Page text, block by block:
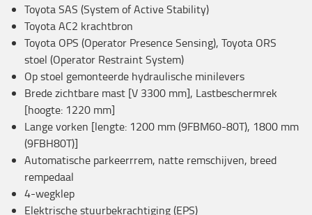
Toyota SAS (System of Active Stability)
Toyota AC2 krachtbron
Toyota OPS (Operator Presence Sensing), Toyota ORS
stoel (Operator Restraint System)
Op stoel gemonteerde hydraulische minilevers
Brede zichtbare mast [V 3300 mm], Lastbeschermrek
[hoogte: 1220 mm]
Lange vorken [lengte: 1200 mm (9FBM60-80T), 1800 mm
(9FBH80T)]
Automatische parkeerrrem, natte remschijven, breed
rempedaal
4-wegklep
Elektrische stuurbekrachtiging (EPS)